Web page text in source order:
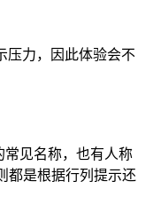
压力，因此体验会不
常见名称，也有人称
都是根据行列提示还